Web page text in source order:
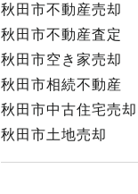
秋田市不動産売却
秋田市不動産査定
秋田市空き家売却
秋田市相続不動産
秋田市中古住宅売却
秋田市土地売却